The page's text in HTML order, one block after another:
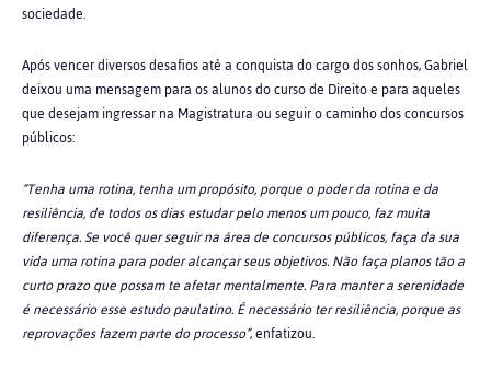
sociedade.
Após vencer diversos desafios até a conquista do cargo dos sonhos, Gabriel
deixou uma mensagem para os alunos do curso de Direito e para aqueles
que desejam ingressar na Magistratura ou seguir o caminho dos concursos
públicos:
“Tenha uma rotina, tenha um propósito, porque o poder da rotina e da
resiliência, de todos os dias estudar pelo menos um pouco, faz muita
diferença. Se você quer seguir na área de concursos públicos, faça da sua
vida uma rotina para poder alcançar seus objetivos. Não faça planos tão a
curto prazo que possam te afetar mentalmente. Para manter a serenidade
é necessário esse estudo paulatino. É necessário ter resiliência, porque as
reprovações fazem parte do processo”, enfatizou.